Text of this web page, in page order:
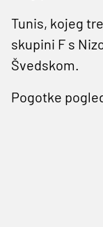
Tunis, kojeg
skupini F s
Švedskom.
Pogotke